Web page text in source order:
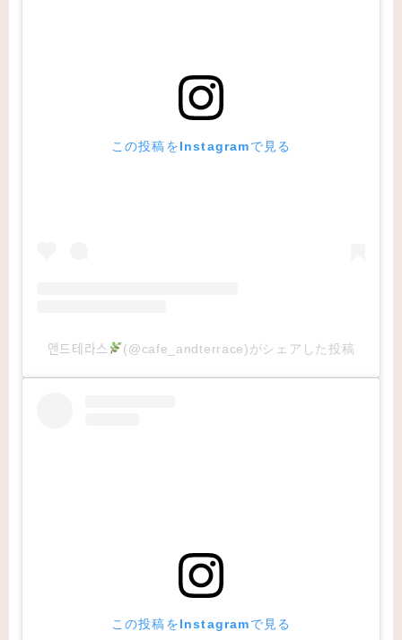
この投稿をInstagramで見る
앤드테라스 (@cafe_andterrace)がシェアした投稿
この投稿をInstagramで見る